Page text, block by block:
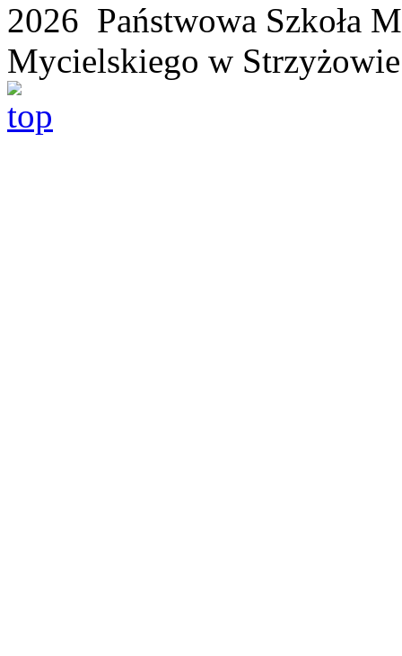
2026 Państwowa Szkoła
Mycielskiego w Strzyżowie